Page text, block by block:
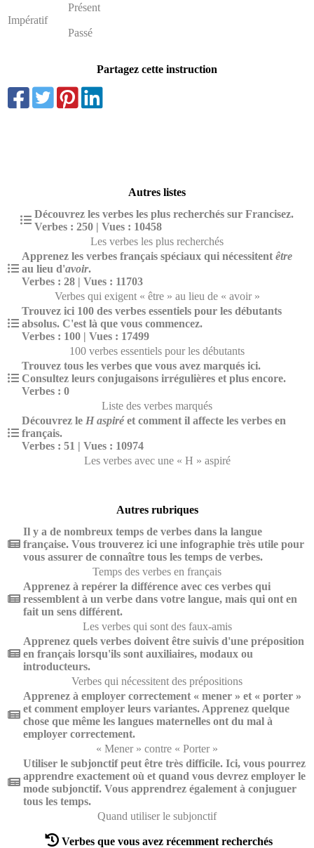
Impératif
Présent
Passé
Partagez cette instruction
Autres listes
Découvrez les verbes les plus recherchés sur Francisez.
Verbes : 250 | Vues : 10458
Les verbes les plus recherchés
Apprenez les verbes français spéciaux qui nécessitent être
au lieu d'avoir.
Verbes : 28 | Vues : 11703
Verbes qui exigent « être » au lieu de « avoir »
Trouvez ici 100 des verbes essentiels pour les débutants
absolus. C'est là que vous commencez.
Verbes : 100 | Vues : 17499
100 verbes essentiels pour les débutants
Trouvez tous les verbes que vous avez marqués ici.
Consultez leurs conjugaisons irrégulières et plus encore.
Verbes : 0
Liste des verbes marqués
Découvrez le H aspiréet comment il affecte les verbes en
français.
Verbes : 51 | Vues : 10974
Les verbes avec une « H » aspiré
Autres rubriques
Il y a de nombreux temps de verbes dans la langue
française. Vous trouverez ici une infographie très utile pour
vous assurer de connaître tous les temps de verbes.
Temps des verbes en français
Apprenez à repérer la différence avec ces verbes qui
ressemblent à un verbe dans votre langue, mais qui ont en
fait un sens différent.
Les verbes qui sont des faux-amis
Apprenez quels verbes doivent être suivis d'une préposition
en français lorsqu'ils sont auxiliaires, modaux ou
introducteurs.
Verbes qui nécessitent des prépositions
Apprenez à employer correctement « mener » et « porter »
et comment employer leurs variantes. Apprenez quelque
chose que même les langues maternelles ont du mal à
employer correctement.
« Mener » contre « Porter »
Utiliser le subjonctif peut être très difficile. Ici, vous pourrez
apprendre exactement où et quand vous devrez employer le
mode subjonctif. Vous apprendrez également à conjuguer
tous les temps.
Quand utiliser le subjonctif
Verbes que vous avez récemment recherchés